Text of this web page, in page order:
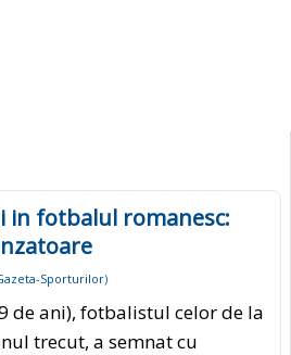
in fotbalul romanesc:
Sporturilor)
de ani), fotbalistul celor de la
trecut, a semnat cu